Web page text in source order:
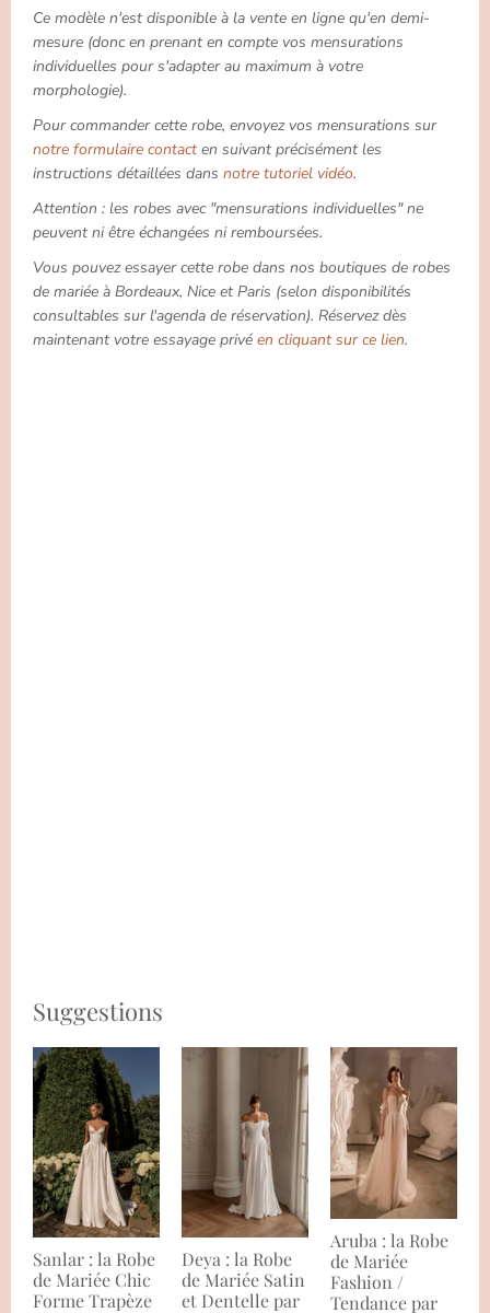
Ce modèle n'est disponible à la vente en ligne qu'en demi-
mesure (donc en prenant en compte vos mensurations
individuelles pour s'adapter au maximum à votre
morphologie).
Pour commander cette robe, envoyez vos mensurations sur
notre formulaire contact en suivant précisément les
instructions détaillées dans notre tutoriel vidéo.
Attention : les robes avec "mensurations individuelles" ne
peuvent ni être échangées ni remboursées.
Vous pouvez essayer cette robe dans nos boutiques de robes
de mariée à Bordeaux, Nice et Paris (selon disponibilités
consultables sur l'agenda de réservation). Réservez dès
maintenant votre essayage privé en cliquant sur ce lien.
Suggestions
Sanlar : la Robe
de Mariée Chic
Forme Trapèze
Deya : la Robe
de Mariée Satin
et Dentelle par
Aruba : la Robe
de Mariée
Fashion /
Tendance par